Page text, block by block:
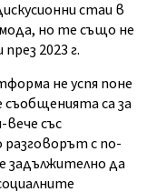
стаи в
мода, но те също не
2023 г.
не успя поне
съобщенията са за
със
с по-
задължително да